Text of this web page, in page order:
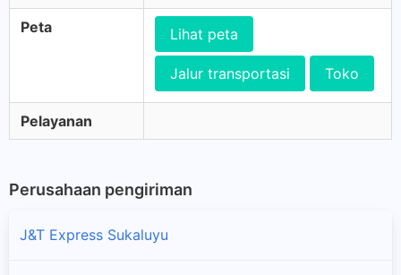
Peta Lihat peta
Jalur transportasi Toko
Pelayanan
Perusahaan pengiriman
J&T Express Sukaluyu